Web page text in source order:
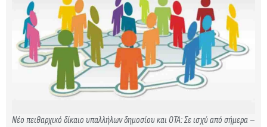
Νέο πειθαρχικό δίκαιο υπαλλήλων δημοσίου και ΟΤΑ: Σε ισχύ από σήμερα –